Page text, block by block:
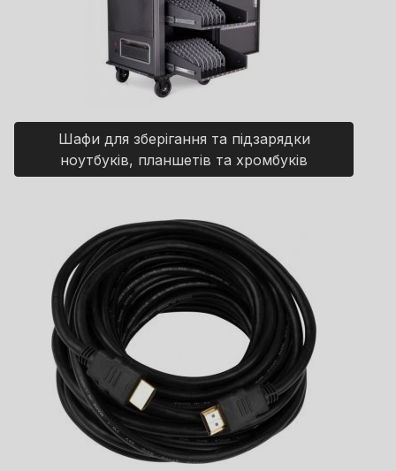
Шафи для зберігання та підзарядки
ноутбуків, планшетів та хромбуків